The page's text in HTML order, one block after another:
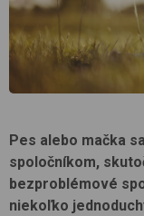
Pes alebo mačka
spoločníkom,
bezproblémové
niekoľko